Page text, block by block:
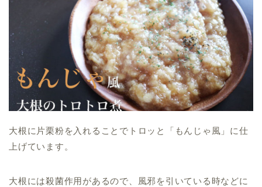
大根に片栗粉を入れることでトロッと「もんじゃ風」に仕
上げています。
大根には殺菌作用があるので、風邪を引いている時などに